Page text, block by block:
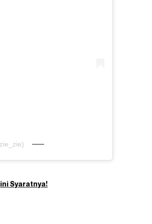
Syaratnya!